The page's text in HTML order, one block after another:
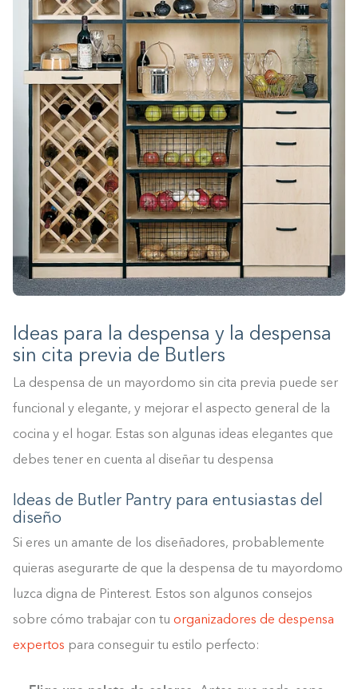
Ideas para la despensa y la despensa
sin cita previa de Butlers
La despensa de un mayordomo sin cita previa puede ser
funcional y elegante, y mejorar el aspecto general de la
cocina y el hogar. Estas son algunas ideas elegantes que
debes tener en cuenta al diseñar tu despensa
Ideas de Butler Pantry para entusiastas del
diseño
Si eres un amante de los diseñadores, probablemente
quieras asegurarte de que la despensa de tu mayordomo
luzca digna de Pinterest. Estos son algunos consejos
sobre cómo trabajar con tu organizadores de despensa
expertos para conseguir tu estilo perfecto: